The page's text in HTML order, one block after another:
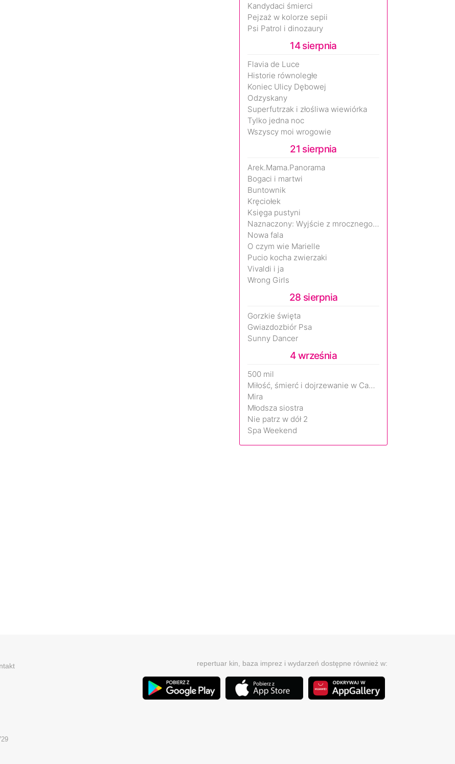
Kandydaci śmierci
Pejzaż w kolorze sepii
Psi Patrol i dinozaury
14 sierpnia
Flavia de Luce
Historie równoległe
Koniec Ulicy Dębowej
Odzyskany
Superfutrzak i złośliwa wiewiórka
Tylko jedna noc
Wszyscy moi wrogowie
21 sierpnia
Arek.Mama.Panorama
Bogaci i martwi
Buntownik
Kręciołek
Księga pustyni
Naznaczony: Wyjście z mrocznego wymiaru
Nowa fala
O czym wie Marielle
Pucio kocha zwierzaki
Vivaldi i ja
Wrong Girls
28 sierpnia
Gorzkie święta
Gwiazdozbiór Psa
Sunny Dancer
4 września
500 mil
Miłość, śmierć i dojrzewanie w Camp Miasma
Mira
Młodsza siostra
Nie patrz w dół 2
Spa Weekend
repertuar kin, baza imprez i wydarzeń dostępne również w: